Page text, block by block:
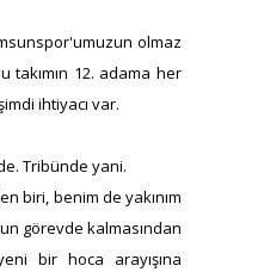
olmaz
takımın 12. adama her
ihtiyacı var.
Tribünde yani.
benim de yakınım
görevde kalmasından
bir hoca arayışına